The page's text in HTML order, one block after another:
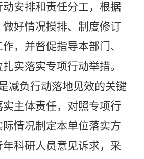
安排和责任分工，根据
做好情况摸排、制度修订
，并督促指导本部门、
实落实专项行动举措。
减负行动落地见效的关键
主体责任，对照专项行
情况制定本单位落实方
科研人员意见诉求，采